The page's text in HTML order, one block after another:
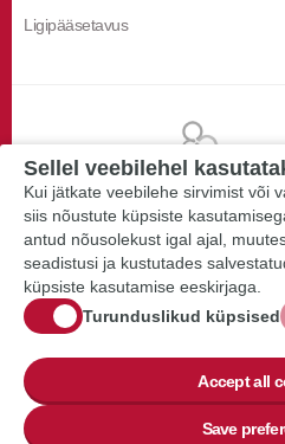
Ligipääsetavus
Sellel veebilehel
Kui jätkate veebilehe sirvimist või
siis nõustute küpsiste
antud nõusolekust igal ajal,
seadistusi ja kustutades
küpsiste kasutamise eeskirjaga.
Turunduslikud küpsised
Accept all
Save